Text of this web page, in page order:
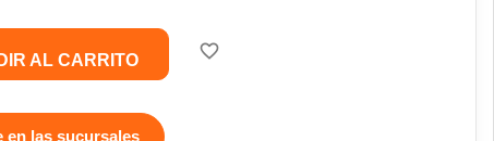
AL CARRITO favorite_border
en las sucursales